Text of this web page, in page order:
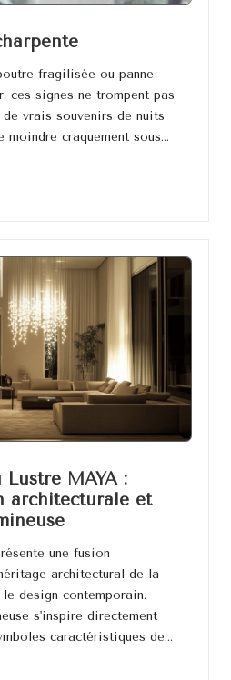
fragilisée ou panne
ces signes ne trompent pas
vrais souvenirs de nuits
moindre craquement sous…
Lustre MAYA :
architecturale et
une fusion
architectural de la
design contemporain.
s'inspire directement
caractéristiques de…